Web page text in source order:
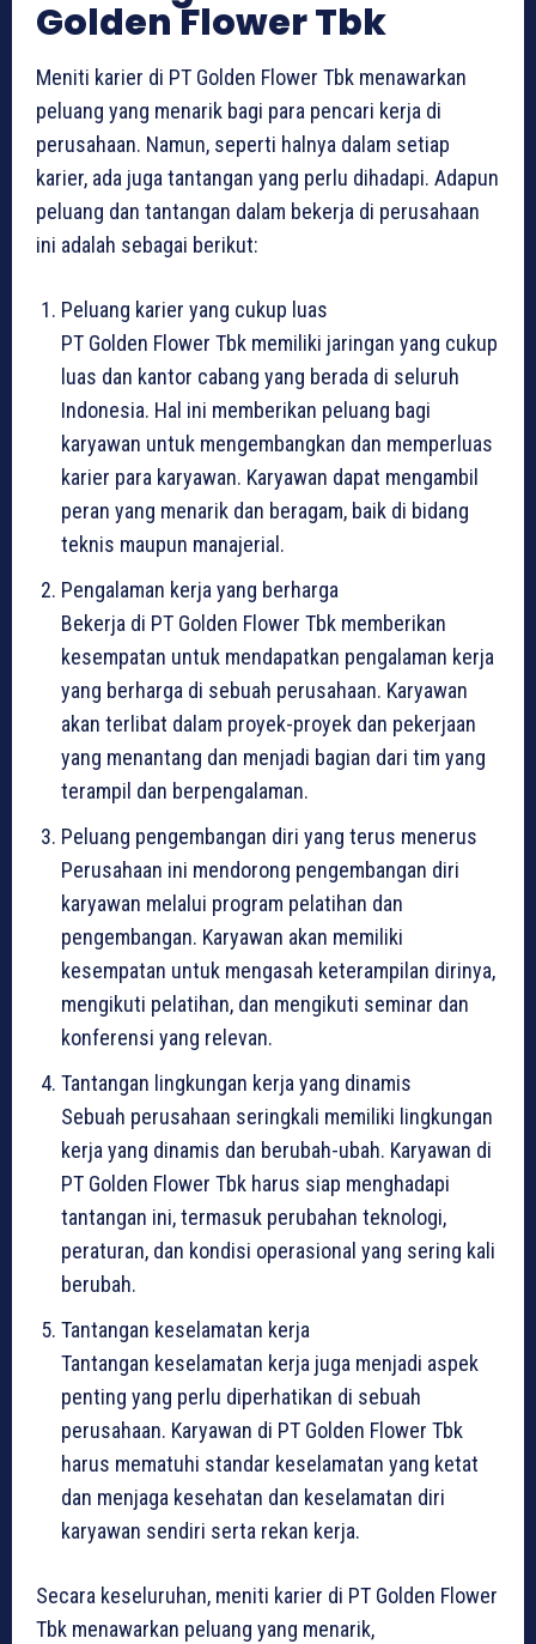
Golden Flower Tbk
Meniti karier di PT Golden Flower Tbk menawarkan
peluang yang menarik bagi para pencari kerja di
perusahaan. Namun, seperti halnya dalam setiap
karier, ada juga tantangan yang perlu dihadapi. Adapun
peluang dan tantangan dalam bekerja di perusahaan
ini adalah sebagai berikut:
Peluang karier yang cukup luas
PT Golden Flower Tbk memiliki jaringan yang cukup
luas dan kantor cabang yang berada di seluruh
Indonesia. Hal ini memberikan peluang bagi
karyawan untuk mengembangkan dan memperluas
karier para karyawan. Karyawan dapat mengambil
peran yang menarik dan beragam, baik di bidang
teknis maupun manajerial.
Pengalaman kerja yang berharga
Bekerja di PT Golden Flower Tbk memberikan
kesempatan untuk mendapatkan pengalaman kerja
yang berharga di sebuah perusahaan. Karyawan
akan terlibat dalam proyek-proyek dan pekerjaan
yang menantang dan menjadi bagian dari tim yang
terampil dan berpengalaman.
Peluang pengembangan diri yang terus menerus
Perusahaan ini mendorong pengembangan diri
karyawan melalui program pelatihan dan
pengembangan. Karyawan akan memiliki
kesempatan untuk mengasah keterampilan dirinya,
mengikuti pelatihan, dan mengikuti seminar dan
konferensi yang relevan.
Tantangan lingkungan kerja yang dinamis
Sebuah perusahaan seringkali memiliki lingkungan
kerja yang dinamis dan berubah-ubah. Karyawan di
PT Golden Flower Tbk harus siap menghadapi
tantangan ini, termasuk perubahan teknologi,
peraturan, dan kondisi operasional yang sering kali
berubah.
Tantangan keselamatan kerja
Tantangan keselamatan kerja juga menjadi aspek
penting yang perlu diperhatikan di sebuah
perusahaan. Karyawan di PT Golden Flower Tbk
harus mematuhi standar keselamatan yang ketat
dan menjaga kesehatan dan keselamatan diri
karyawan sendiri serta rekan kerja.
Secara keseluruhan, meniti karier di PT Golden Flower
Tbk menawarkan peluang yang menarik,